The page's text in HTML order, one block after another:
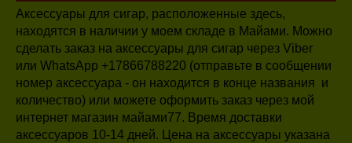
Аксессуары для сигар, расположенные здесь,
находятся в наличии у моем складе в Майами. Можно
сделать заказ на аксессуары для сигар через Viber
или WhatsApp +17866788220 (отправьте в сообщении
номер аксессуара - он находится в конце названия и
количество) или можете оформить заказ через мой
интернет магазин майами77. Время доставки
аксессуаров 10-14 дней. Цена на аксессуары указана